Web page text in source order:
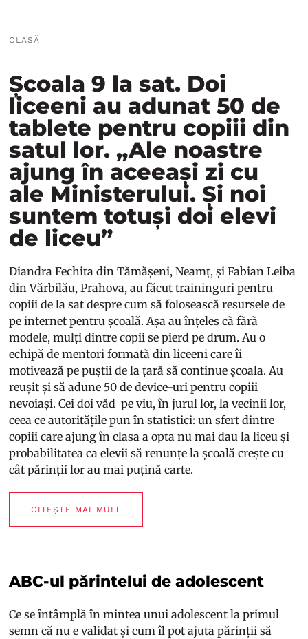
CLASĂ
Școala 9 la sat. Doi
liceeni au adunat 50 de
tablete pentru copiii din
satul lor. „Ale noastre
ajung în aceeași zi cu
ale Ministerului. Și noi
suntem totuși doi elevi
de liceu”
Diandra Fechita din Tămășeni, Neamț, și Fabian Leiba
din Vărbilău, Prahova, au făcut traininguri pentru
copiii de la sat despre cum să folosească resursele de
pe internet pentru școală. Așa au înțeles că fără
modele, mulți dintre copii se pierd pe drum. Au o
echipă de mentori formată din liceeni care îi
motivează pe puștii de la țară să continue școala. Au
reușit și să adune 50 de device-uri pentru copiii
nevoiași. Cei doi văd pe viu, în jurul lor, la vecinii lor,
ceea ce autoritățile pun în statistici: un sfert dintre
copiii care ajung în clasa a opta nu mai dau la liceu și
probabilitatea ca elevii să renunțe la școală crește cu
cât părinții lor au mai puțină carte.
CITEȘTE MAI MULT
ABC-ul părintelui de adolescent
Ce se întâmplă în mintea unui adolescent la primul
semn că nu e validat și cum îl pot ajuta părinții să